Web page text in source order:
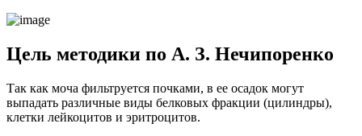
Цель методики по А. З. Нечипоренко
Так как моча фильтруется почками, в ее осадок могут
выпадать различные виды белковых фракции (цилиндры),
клетки лейкоцитов и эритроцитов.